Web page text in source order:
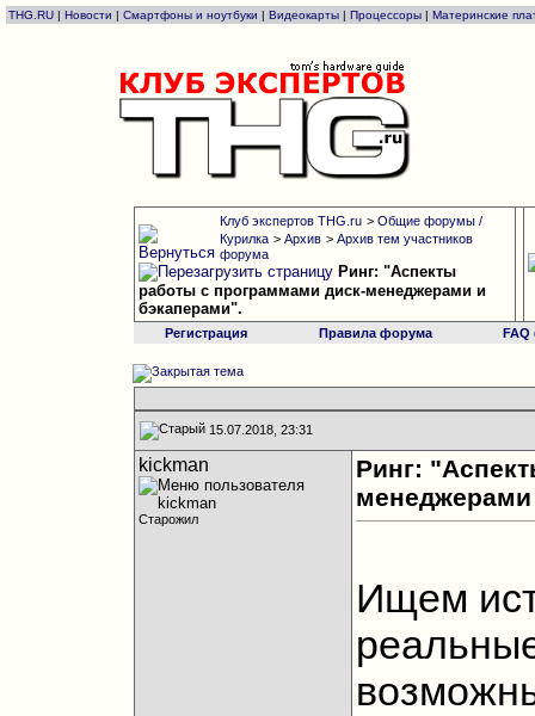
THG.RU | Новости | Смартфоны и ноутбуки | Видеокарты | Процессоры | Материнские
Клуб экспертов THG.ru > Общие форумы /
Курилка > Архив > Архив тем участников
форума
Ринг: "Аспекты
работы с программами диск-менеджерами и
бэкаперами".
Регистрация Правила форума
15.07.2018, 23:31
kickman
Старожил
Ринг:
Ищем